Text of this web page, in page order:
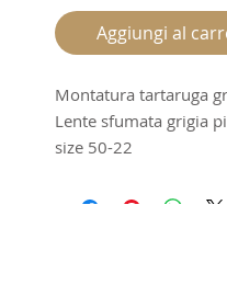
Aggiungi al
Montatura tartaruga
Lente sfumata grigia
size 50-22